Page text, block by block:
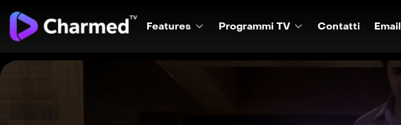
Features Programmi TV Contatti Email